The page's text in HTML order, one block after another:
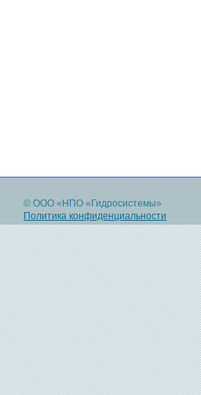
© ООО «НПО «Гидросистемы»
Политика конфиденциальности